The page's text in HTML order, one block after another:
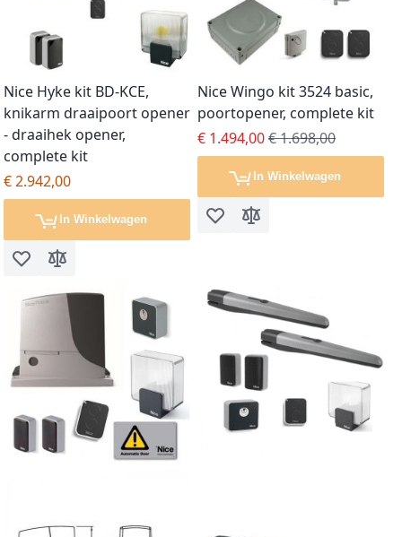
Nice Hyke kit BD-KCE,
knikarm draaipoort opener
- draaihek opener,
complete kit
€ 2.942,00
In Winkelwagen
Voeg toe aan verlanglijst
Toevoegen om te vergelijken
Nice Wingo kit 3524 basic,
poortopener, complete kit
Special Price
€ 1.494,00Regular Price
€ 1.698,00
In Winkelwagen
Voeg toe aan verlanglijst
Toevoegen om te